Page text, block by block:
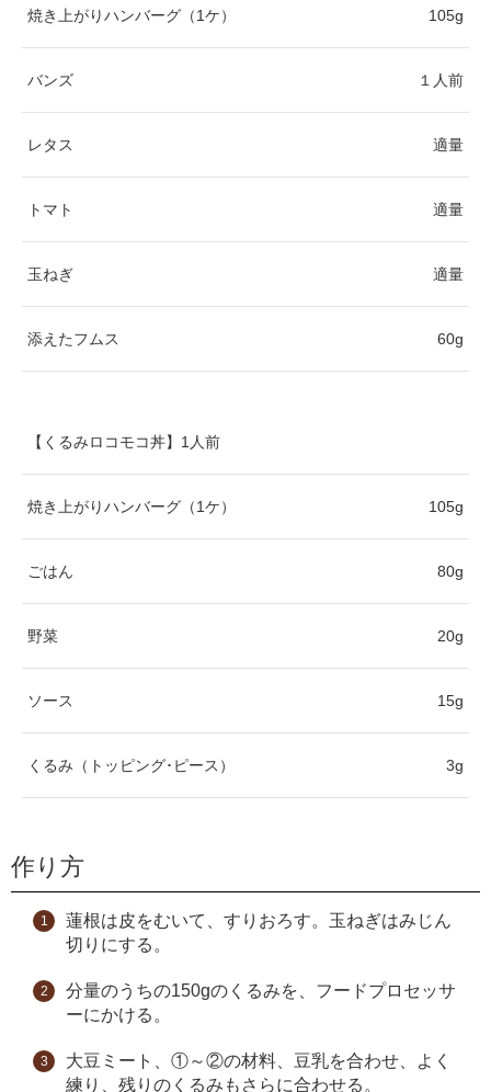
焼き上がりハンバーグ（1ケ） 105g
バンズ １人前
レタス 適量
トマト 適量
玉ねぎ 適量
添えたフムス 60g
【くるみロコモコ丼】1人前
焼き上がりハンバーグ（1ケ） 105g
ごはん 80g
野菜 20g
ソース 15g
くるみ（トッピング･ピース） 3g
作り方
蓮根は皮をむいて、すりおろす。玉ねぎはみじん
切りにする。
分量のうちの150gのくるみを、フードプロセッサ
ーにかける。
大豆ミート、①～②の材料、豆乳を合わせ、よく
練り、残りのくるみもさらに合わせる。